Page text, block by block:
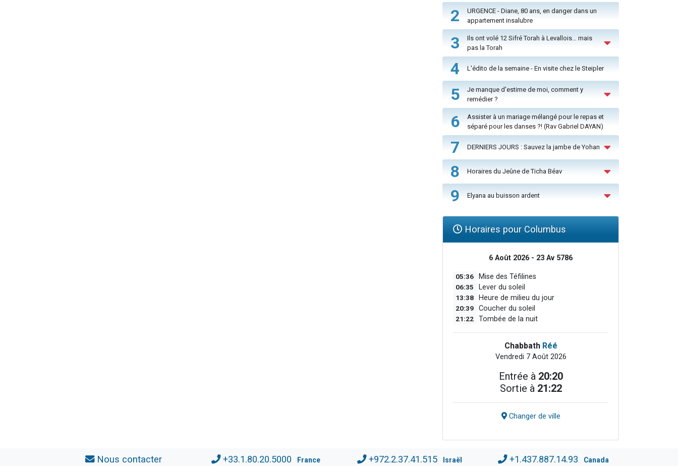
2
URGENCE - Diane, 80 ans, en danger dans un
appartement insalubre
3
Ils ont volé 12 Sifré Torah à Levallois… mais
pas la Torah
4 L'édito de la semaine - En visite chez le Steipler
5
Je manque d'estime de moi, comment y
remédier ?
6
Assister à un mariage mélangé pour le repas et
séparé pour les danses ?! (Rav Gabriel DAYAN)
7 DERNIERS JOURS : Sauvez la jambe de Yohan
8 Horaires du Jeûne de Ticha Béav
9 Elyana au buisson ardent
Horaires pour Columbus
6 Août 2026 - 23 Av 5786
05:36 Mise des Téfilines
06:35 Lever du soleil
13:38 Heure de milieu du jour
20:39 Coucher du soleil
21:22 Tombée de la nuit
Chabbath Réé
Vendredi 7 Août 2026
Entrée à 20:20
Sortie à 21:22
Changer de ville
Nous contacter +33.1.80.20.5000 France +972.2.37.41.515 Israël +1.437.887.14.93 Canada